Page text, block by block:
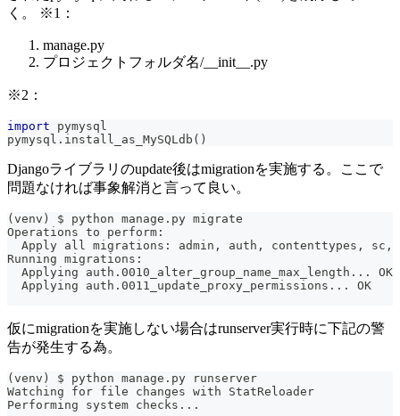
く。 ※1：
manage.py
プロジェクトフォルダ名/__init__.py
※2：
import pymysql
pymysql . install_as_MySQLdb ( )
Djangoライブラリのupdate後はmigrationを実施する。ここで
問題なければ事象解消と言って良い。
(venv) $ python manage.py migrate
Operations to perform:
Apply all migrations: admin, auth, contenttypes, sc,
Running migrations:
  Applying auth.0010_alter_group_name_max_length... OK
  Applying auth.0011_update_proxy_permissions... OK
仮にmigrationを実施しない場合はrunserver実行時に下記の警
告が発生する為。
(venv) $ python manage.py runserver
Watching for file changes with StatReloader
Performing system checks...